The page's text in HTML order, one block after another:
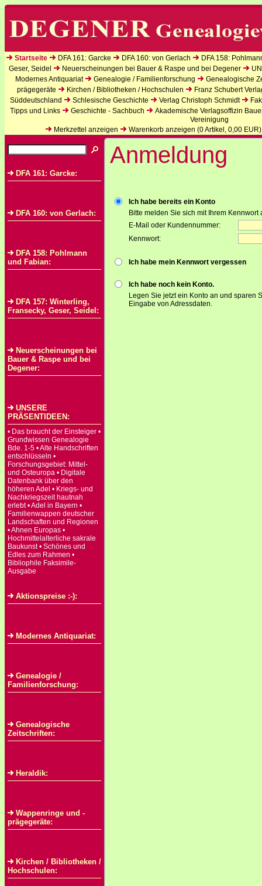
Startseite DFA 161: Garcke DFA 160: von Gerlach
DFA 158:
Geser, Seidel
Neuerscheinungen bei Bauer & Raspe und bei Degener
Modernes Antiquariat
Genealogie / Familienforschung
Genealogische
prägegeräte
Kirchen / Bibliotheken / Hochschulen
Franz Schubert
Süddeutschland
Schlesische Geschichte Verlag Christoph Schmidt
Tipps und Links
Geschichte - Sachbuch
Akademische Verlagsoffizin
Vereinigung
Merkzettel anzeigen
Warenkorb anzeigen (0Artikel, 0,00 EUR)
DFA 161: Garcke:
DFA 160: von Gerlach:
DFA 158: Pohlmann
und Fabian:
DFA 157: Winterling,
Fransecky, Geser, Seidel:
Neuerscheinungen bei
Bauer & Raspe und bei
Degener:
UNSERE
PRÄSENTIDEEN:
• Das braucht der Einsteiger •
Grundwissen Genealogie
Bde. 1-5 • Alte Handschriften
entschlüsseln •
Forschungsgebiet: Mittel-
und Osteuropa • Digitale
Datenbank über den
höheren Adel • Kriegs- und
Nachkriegszeit hautnah
erlebt • Adel in Bayern •
Familienwappen deutscher
Landschaften und Regionen
• Ahnen Europas •
Hochmittelalterliche sakrale
Baukunst • Schönes und
Edles zum Rahmen •
Bibliophile Faksimile-
Ausgabe
Aktionspreise :-):
Modernes Antiquariat:
Genealogie /
Familienforschung:
Genealogische
Zeitschriften:
Heraldik:
Wappenringe und -
prägegeräte:
Kirchen / Bibliotheken /
Hochschulen:
Anmeldung
Ich habe bereits ein Konto
Bitte melden Sie sich mit Ihrem Kennwort
E-Mail oder Kundennummer:
Kennwort:
Ich habe mein Kennwort vergessen
Ich habe noch kein Konto.
Legen Sie jetzt ein Konto an und sparen
Eingabe von Adressdaten.